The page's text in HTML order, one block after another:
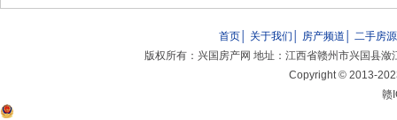
首页 关于我们 房产频道
二手房源
版权所有：兴国房产网 地址：江西省赣州市兴国县
Copyright © 2013-
赣